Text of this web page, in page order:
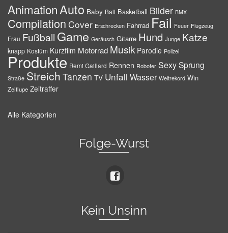
AnimationAuto Baby Ball Basketball Bilder BMX
Compilation Cover Erschrecken Fahrrad Fail Feuer Flugzeug
Frau Fußball Game Geräusch Gitarre Hund Junge Katze
knapp Kostüm Kurzfilm Motorrad Musik Parodie Polizei
Produkte Remi Gaillard Rennen Roboter SexySprung
Straße Streich Tanzen TV Unfall Wasser Weltrekord Win
Zeitlupe Zeitraffer
Alle Kategorien
Folge-Wurst
Kein Unsinn